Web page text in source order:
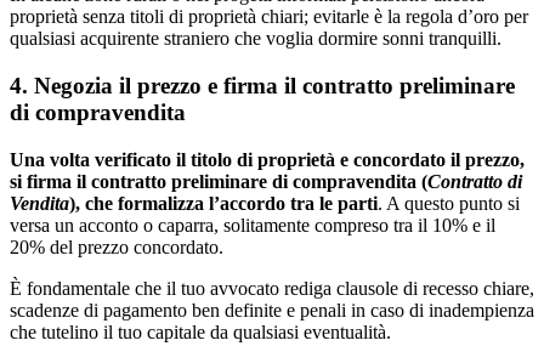
proprietà senza titoli di proprietà chiari; evitarle è la regola d’oro per
qualsiasi acquirente straniero che voglia dormire sonni tranquilli.
4. Negozia il prezzo e firma il contratto preliminare
di compravendita
Una volta verificato il titolo di proprietà e concordato il prezzo,
si firma il contratto preliminare di compravendita (Contratto di
Vendita), che formalizza l’accordo tra le parti. A questo punto si
versa un acconto o caparra, solitamente compreso tra il 10% e il
20% del prezzo concordato.
È fondamentale che il tuo avvocato rediga clausole di recesso chiare,
scadenze di pagamento ben definite e penali in caso di inadempienza
che tutelino il tuo capitale da qualsiasi eventualità.